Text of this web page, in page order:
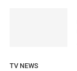
TV NEWS